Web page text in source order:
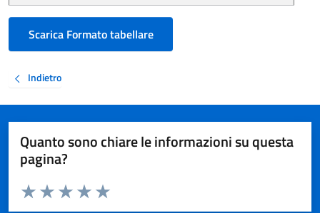
Scarica Formato tabellare
Indietro
Quanto sono chiare le informazioni su questa
pagina?
Valuta da 1 a 5 stelle la pagina
Valuta 5 stelle su 5
Valuta 4 stelle su 5
Valuta 3 stelle su 5
Valuta 2 stelle su 5
Valuta 1 stelle su 5